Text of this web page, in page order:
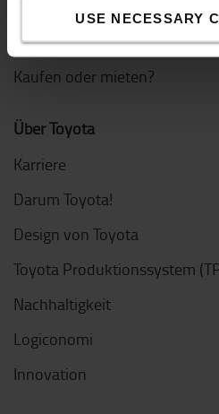
USE NECESSARY
Richtigen E-Hubwagen finden
Kaufen oder mieten?
Über Toyota
Karriere
Darum Toyota!
Design von Toyota
Toyota Produktionssystem
Nachhaltigkeit
Logiconomi
Innovation